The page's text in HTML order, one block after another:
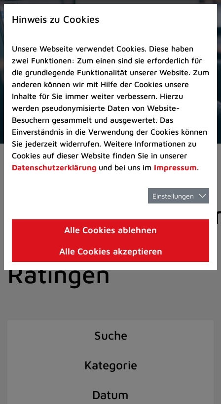
Zur
Startseite
Zum
Seitenanfang
springen
(Schnelltaste
A)
Zur
Navigation/Menü
springen
(Schnelltaste
M)
Zur
8)
I)
Pressemeldungen
der Stadt
Ratingen
Suche
Kategorie
Datum
Hinweis zu Cookies
Unsere Webseite verwendet Cookies. Diese haben
zwei Funktionen: Zum einen sind sie erforderlich für
die grundlegende Funktionalität unserer Website. Zum
anderen können wir mit Hilfe der Cookies unsere
Inhalte für Sie immer weiter verbessern. Hierzu
werden pseudonymisierte Daten von Website-
Besuchern gesammelt und ausgewertet. Das
Einverständnis in die Verwendung der Cookies können
Sie jederzeit widerrufen. Weitere Informationen zu
Cookies auf dieser Website finden Sie in unserer
Datenschutzerklärung und bei uns im Impressum.
Einstellungen
Alle Cookies ablehnen
Alle Cookies akzeptieren